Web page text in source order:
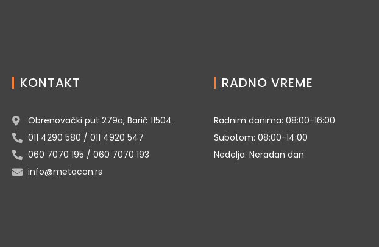
KONTAKT
Obrenovački put 279a, Barič 11504
011 4290 580 / 011 4920 547
060 7070 195 / 060 7070 193
info@metacon.rs
RADNO VREME
Radnim danima: 08:00-16:00
Subotom: 08:00-14:00
Nedelja: Neradan dan